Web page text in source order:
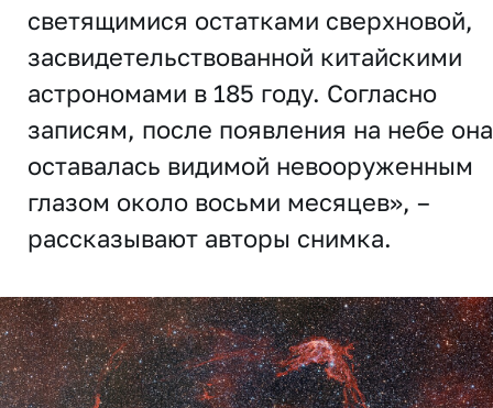
светящимися остатками сверхновой,
засвидетельствованной китайскими
астрономами в 185 году. Согласно
записям, после появления на небе она
оставалась видимой невооруженным
глазом около восьми месяцев», –
рассказывают авторы снимка.